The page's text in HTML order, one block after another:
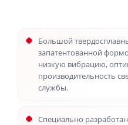
Большой
запатентованной
низкую вибрацию,
производительность
службы.
Специально